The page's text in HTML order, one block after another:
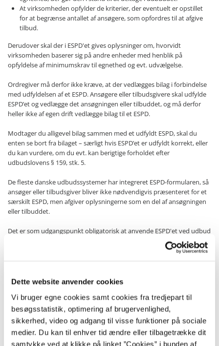
Dette website anvender cookies
Vi bruger egne cookies samt cookies fra tredjepart til
besøgsstatistik, optimering af brugervenlighed,
sikkerhed, video og adgang til visse funktioner på sociale
medier. Du kan til enhver tid ændre eller tilbagetrække dit
samtykke ved at klikke på linket ”Cookies” i bunden af
At virksomheden opfylder de kriterier, der eventuelt er opstillet
for at begrænse antallet af ansøgere, som opfordres til at afgive
tilbud.
Derudover skal der i ESPD'et gives oplysninger om, hvorvidt
virksomheden baserer sig på andre enheder med henblik på
opfyldelse af minimumskrav til egnethed og evt. udvælgelse.
Ordregiver må derfor ikke kræve, at der vedlægges bilag i forbindelse
med udfyldelsen af et ESPD. Ansøgere eller tilbudsgivere skal udfylde
ESPD’et og vedlægge det ansøgningen eller tilbuddet, og må derfor
heller ikke af egen drift vedlægge bilag til et ESPD.
Modtager du alligevel bilag sammen med et udfyldt ESPD, skal du
enten se bort fra bilaget – særligt hvis ESPD’et er udfyldt korrekt, eller
du kan vurdere, om du evt. kan berigtige forholdet efter
udbudslovens § 159, stk. 5.
De fleste danske udbudssystemer har integreret ESPD-formularen, så
ansøger eller tilbudsgiver bliver ikke nødvendigvis præsenteret for et
særskilt ESPD, men afgiver oplysningerne som en del af ansøgningen
eller tilbuddet.
Det er som udgangspunkt obligatorisk at anvende ESPD'et ved udbud
efter afsnit II i udbudsloven, forsyningsvirksomhedsdirektivet og
Oplysningerne skal kunne dokumenteres
ESPD’et er et foreløbigt bevis, hvorfor der skal fremlægges endelig
dokumentation, inden kontrakten kan tildeles. Det er som
udgangspunkt kun den eller de vindende tilbudsgivere, der skal
fremsende den endelige dokumentation for oplysningerne i ESPD’et.